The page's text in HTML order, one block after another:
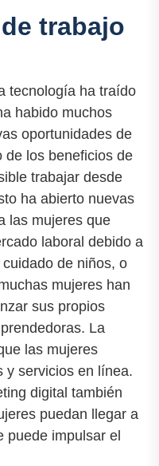
trabajo
tecnología ha traído
habido muchos
oportunidades de
de los beneficios de
trabajar desde
ha abierto nuevas
las mujeres que
laboral debido a
de niños, o
mujeres han
sus propios
La
las mujeres
y servicios en línea.
digital también
puedan llegar a
puede impulsar el